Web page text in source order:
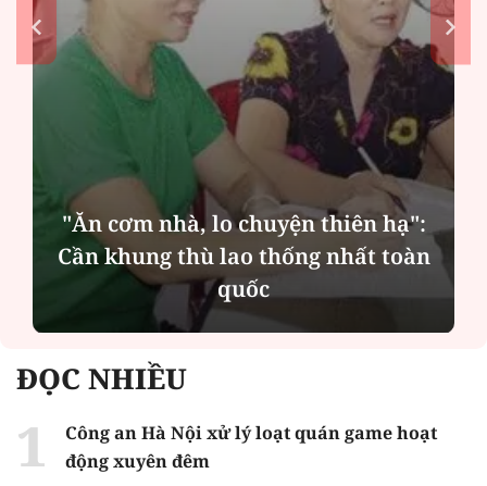
"Ăn cơm nhà, lo chuyện thiên hạ":
Cần khung thù lao thống nhất toàn
quốc
ĐỌC NHIỀU
Công an Hà Nội xử lý loạt quán game hoạt
động xuyên đêm